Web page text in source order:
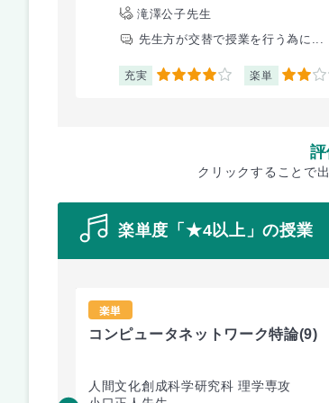
滝澤公子先生
先生方が交替で授業を行う為に...
充実 4 楽単 2
クリックすることで
楽単度「★4以上」の授業
楽単
コンピュータネットワーク特論(9)
人間文化創成科学研究科 理学専攻